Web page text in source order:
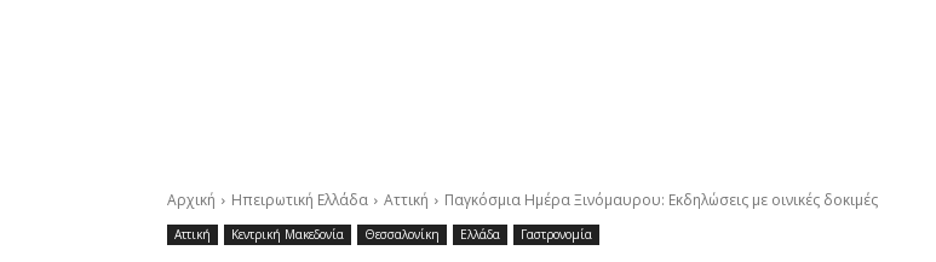
Αρχική Ηπειρωτική Ελλάδα Αττική Παγκόσμια Ημέρα Ξινόμαυρου: Εκδηλώσεις με οινικές δοκιμές
Αττική Κεντρική Μακεδονία Θεσσαλονίκη Ελλάδα Γαστρονομία